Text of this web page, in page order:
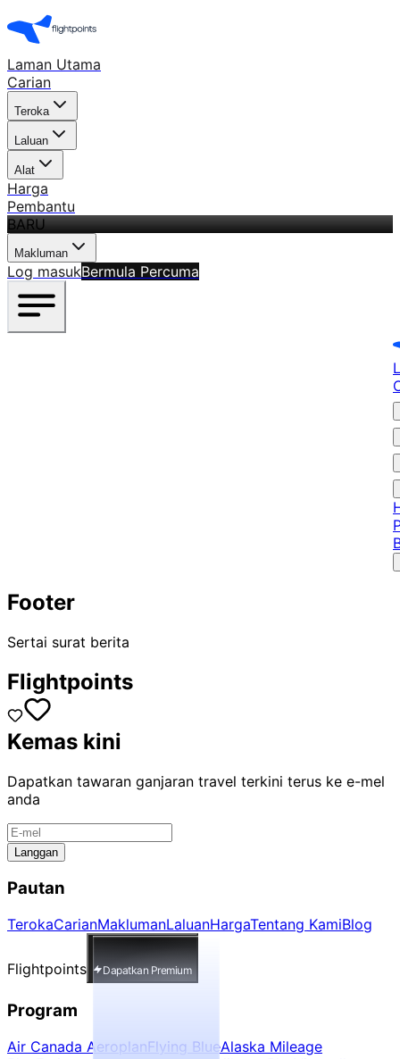
Laman Utama
Carian
Teroka
Laluan
Alat
Harga
Pembantu
BARU
Makluman
Log masukBermula Percuma
Footer
Sertai surat berita
Flightpoints
Kemas kini
Dapatkan tawaran ganjaran travel terkini terus ke e-mel
anda
Langgan
Pautan
TerokaCarianMaklumanLaluanHargaTentang KamiBlog
Flightpoints Dapatkan Premium
Program
Air Canada AeroplanFlying BlueAlaska Mileage